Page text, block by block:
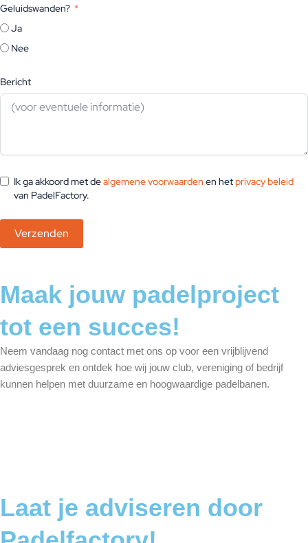
Geluidswanden?
Ja
Nee
Bericht
Ik ga akkoord met dealgemene voorwaarden en hetprivacy beleid
van PadelFactory.
Verzenden
Maak jouw padelproject
tot een succes!
Neem vandaag nog contact met ons op voor een vrijblijvend
adviesgesprek en ontdek hoe wij jouw club, vereniging of bedrijf
kunnen helpen met duurzame en hoogwaardige padelbanen.
Laat je adviseren door